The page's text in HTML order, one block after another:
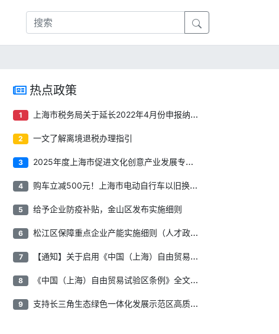
热点政策
1 上海市税务局关于延长2022年4月份申报纳税期限有关事项的通告
2 一文了解离境退税办理指引
3 2025年度上海市促进文化创意产业发展专项资金项目申报指南
4 购车立减500元！上海市电动自行车以旧换新补贴来了！
5 给予企业防疫补贴​，金山区发布实施细则
6 松江区保障重点企业产能实施细则（人才政策）
7 【通知】关于启用《中国（上海）自由贸易试验区临港新片区重点产业企业所得税优惠资格申报管理系统》的公告
8 《中国（上海）自由贸易试验区条例》全文公布
9 支持长三角生态绿色一体化发展示范区高质量发展，上海市政府、江苏省政府、浙江省政府印发通知